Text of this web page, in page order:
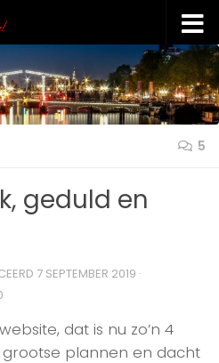
5
geduld en
7 SEPTEMBER 2019 ·
dat is nu zo’n 4
plannen en dacht